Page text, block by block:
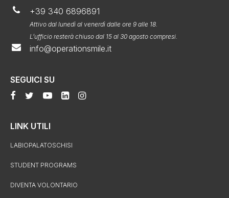
+39 340 6896891
Attivo dal lunedì al venerdì dalle ore 9 alle 18.
L’ufficio resterà chiuso dal 15 al 30 agosto compresi.
info@operationsmile.it
SEGUICI SU
LINK UTILI
LABIOPALATOSCHISI
STUDENT PROGRAMS
DIVENTA VOLONTARIO